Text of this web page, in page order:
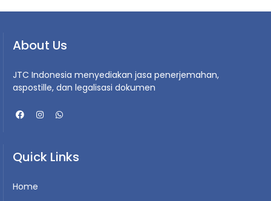
About Us
JTC Indonesia menyediakan jasa penerjemahan,
aspostille, dan legalisasi dokumen
Quick Links
Home